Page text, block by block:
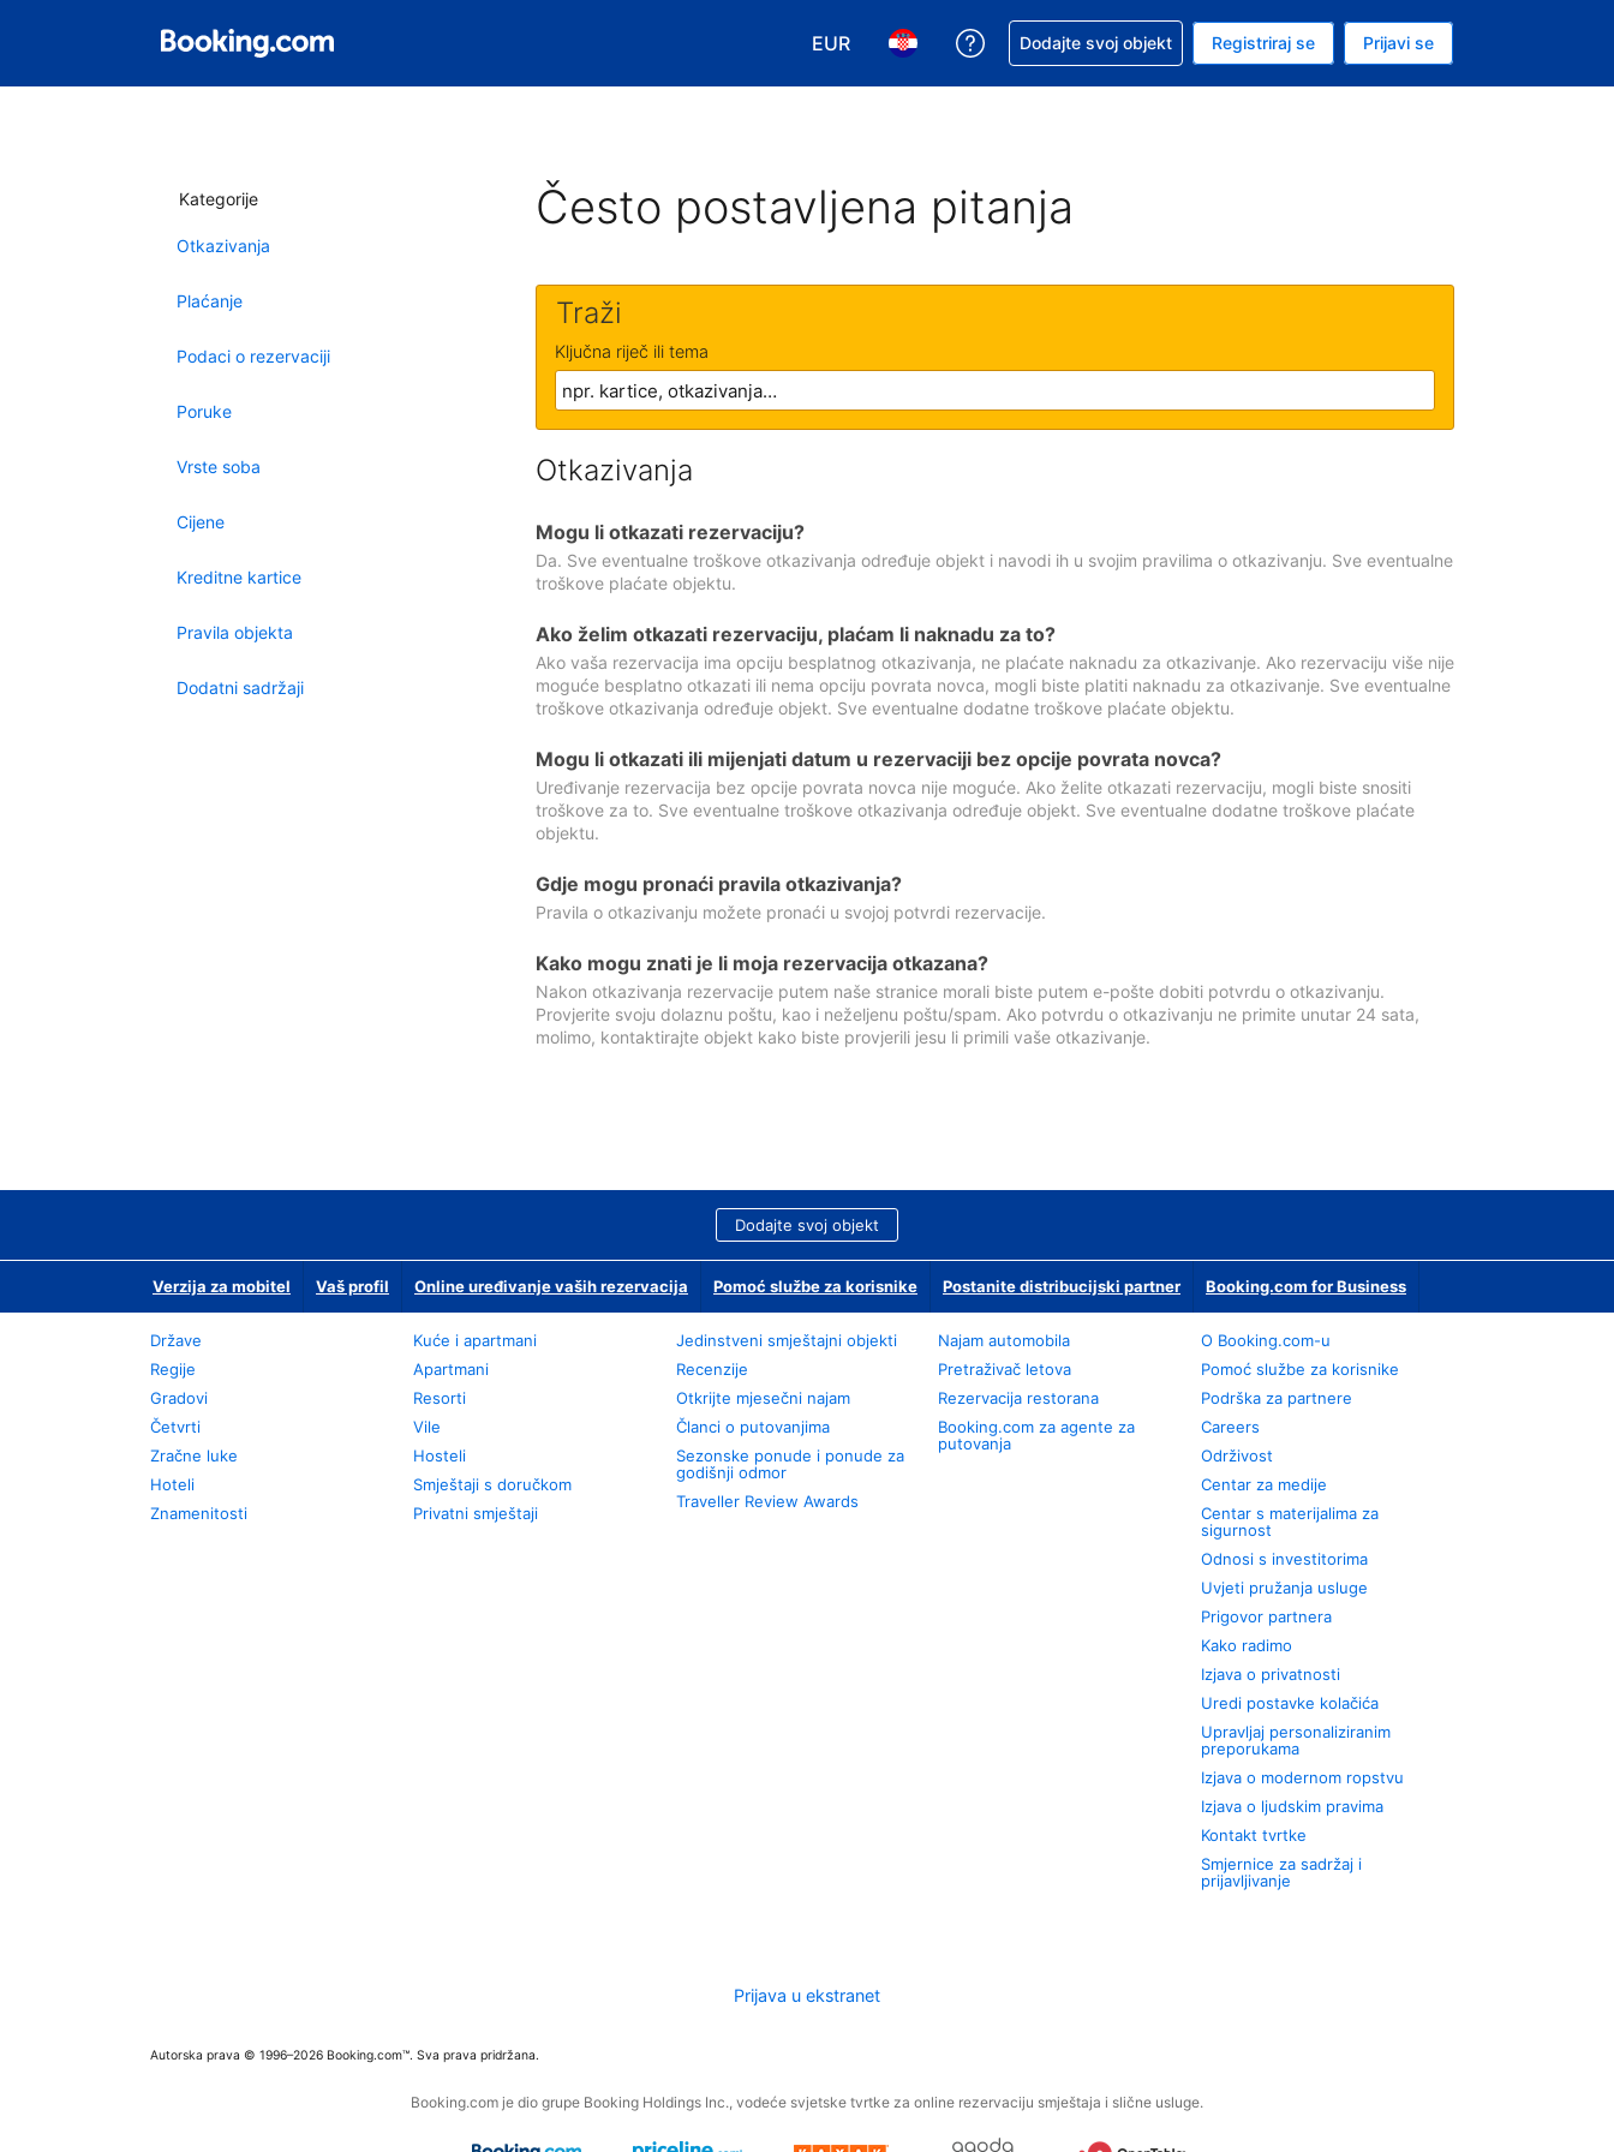
EUR
Odaberite valutu. Vaša je trenutačna valuta EUR
Odaberite svoj jezik. Vaš je trenutačni jezik Hrvatskom
Zatražite pomoć sa svojom rezervacijom
Dodajte svoj objekt Registriraj se Prijavi se
Kategorije
Otkazivanja
Plaćanje
Podaci o rezervaciji
Poruke
Vrste soba
Cijene
Kreditne kartice
Pravila objekta
Dodatni sadržaji
Često postavljena pitanja
Traži
Ključna riječ ili tema
Otkazivanja
Mogu li otkazati rezervaciju?
Da. Sve eventualne troškove otkazivanja određuje objekt i navodi ih u svojim pravilima o otkazivanju. Sve eventualne
troškove plaćate objektu.
Ako želim otkazati rezervaciju, plaćam li naknadu za to?
Ako vaša rezervacija ima opciju besplatnog otkazivanja, ne plaćate naknadu za otkazivanje. Ako rezervaciju više nije
moguće besplatno otkazati ili nema opciju povrata novca, mogli biste platiti naknadu za otkazivanje. Sve eventualne
troškove otkazivanja određuje objekt. Sve eventualne dodatne troškove plaćate objektu.
Mogu li otkazati ili mijenjati datum u rezervaciji bez opcije povrata novca?
Uređivanje rezervacija bez opcije povrata novca nije moguće. Ako želite otkazati rezervaciju, mogli biste snositi
troškove za to. Sve eventualne troškove otkazivanja određuje objekt. Sve eventualne dodatne troškove plaćate
objektu.
Gdje mogu pronaći pravila otkazivanja?
Pravila o otkazivanju možete pronaći u svojoj potvrdi rezervacije.
Kako mogu znati je li moja rezervacija otkazana?
Nakon otkazivanja rezervacije putem naše stranice morali biste putem e-pošte dobiti potvrdu o otkazivanju.
Provjerite svoju dolaznu poštu, kao i neželjenu poštu/spam. Ako potvrdu o otkazivanju ne primite unutar 24 sata,
molimo, kontaktirajte objekt kako biste provjerili jesu li primili vaše otkazivanje.
Dodajte svoj objekt
Verzija za mobitel Vaš profil Online uređivanje vaših rezervacija Pomoć službe za korisnike Postanite distribucijski partner Booking.com for Business
Države
Regije
Gradovi
Četvrti
Zračne luke
Hoteli
Znamenitosti
Kuće i apartmani
Apartmani
Resorti
Vile
Hosteli
Smještaji s doručkom
Privatni smještaji
Jedinstveni smještajni objekti
Recenzije
Otkrijte mjesečni najam
Članci o putovanjima
Sezonske ponude i ponude za
godišnji odmor
Traveller Review Awards
Najam automobila
Pretraživač letova
Rezervacija restorana
Booking.com za agente za
putovanja
O Booking.com-u
Pomoć službe za korisnike
Podrška za partnere
Careers
Održivost
Centar za medije
Centar s materijalima za
sigurnost
Odnosi s investitorima
Uvjeti pružanja usluge
Prigovor partnera
Kako radimo
Izjava o privatnosti
Uredi postavke kolačića
Upravljaj personaliziranim
preporukama
Izjava o modernom ropstvu
Izjava o ljudskim pravima
Kontakt tvrtke
Smjernice za sadržaj i
prijavljivanje
Prijava u ekstranet
Autorska prava © 1996–2026 Booking.com™. Sva prava pridržana.
Booking.com je dio grupe Booking Holdings Inc., vodeće svjetske tvrtke za online rezervaciju smještaja i slične usluge.